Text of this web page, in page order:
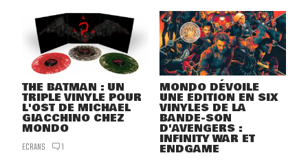
THE BATMAN : UN
TRIPLE VINYLE POUR
L'OST DE MICHAEL
GIACCHINO CHEZ
MONDO
ECRANS 1
MONDO DÉVOILE
UNE ÉDITION EN SIX
VINYLES DE LA
BANDE-SON
D'AVENGERS :
INFINITY WAR ET
ENDGAME